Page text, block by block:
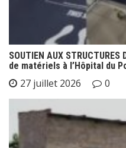
SOUTIEN AUX
de matériels à l’Hôpital du
27 juillet 2026 0